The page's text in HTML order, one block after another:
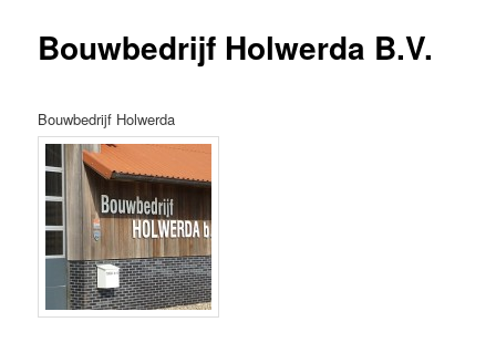
inhoud
Bouwbedrijf Holwerda B.V.
Bouwbedrijf Holwerda